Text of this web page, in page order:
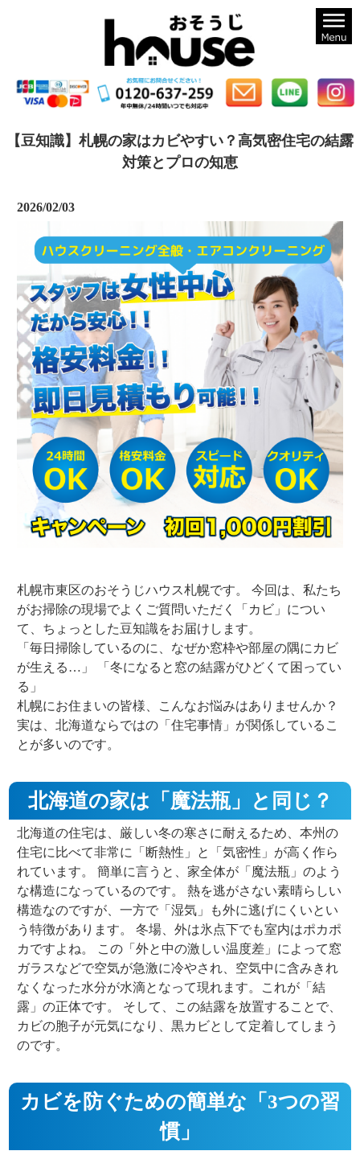
【豆知識】札幌の家はカビやすい？高気密住宅の結露
対策とプロの知恵
2026/02/03
札幌市東区のおそうじハウス札幌です。 今回は、私たち
がお掃除の現場でよくご質問いただく「カビ」につい
て、ちょっとした豆知識をお届けします。
「毎日掃除しているのに、なぜか窓枠や部屋の隅にカビ
が生える…」 「冬になると窓の結露がひどくて困ってい
る」
札幌にお住まいの皆様、こんなお悩みはありませんか？
実は、北海道ならではの「住宅事情」が関係しているこ
とが多いのです。
北海道の家は「魔法瓶」と同じ？
北海道の住宅は、厳しい冬の寒さに耐えるため、本州の
住宅に比べて非常に「断熱性」と「気密性」が高く作ら
れています。 簡単に言うと、家全体が「魔法瓶」のよう
な構造になっているのです。 熱を逃がさない素晴らしい
構造なのですが、一方で「湿気」も外に逃げにくいとい
う特徴があります。 冬場、外は氷点下でも室内はポカポ
カですよね。 この「外と中の激しい温度差」によって窓
ガラスなどで空気が急激に冷やされ、空気中に含みきれ
なくなった水分が水滴となって現れます。これが「結
露」の正体です。 そして、この結露を放置することで、
カビの胞子が元気になり、黒カビとして定着してしまう
のです。
カビを防ぐための簡単な「3つの習
慣」